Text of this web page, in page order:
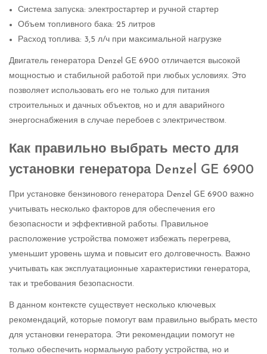
Система запуска: электростартер и ручной стартер
Объем топливного бака: 25 литров
Расход топлива: 3,5 л/ч при максимальной нагрузке
Двигатель генератора Denzel GE 6900 отличается высокой
мощностью и стабильной работой при любых условиях. Это
позволяет использовать его не только для питания
строительных и дачных объектов, но и для аварийного
энергоснабжения в случае перебоев с электричеством.
Как правильно выбрать место для
установки генератора Denzel GE 6900
При установке бензинового генератора Denzel GE 6900 важно
учитывать несколько факторов для обеспечения его
безопасности и эффективной работы. Правильное
расположение устройства поможет избежать перегрева,
уменьшит уровень шума и повысит его долговечность. Важно
учитывать как эксплуатационные характеристики генератора,
так и требования безопасности.
В данном контексте существует несколько ключевых
рекомендаций, которые помогут вам правильно выбрать место
для установки генератора. Эти рекомендации помогут не
только обеспечить нормальную работу устройства, но и